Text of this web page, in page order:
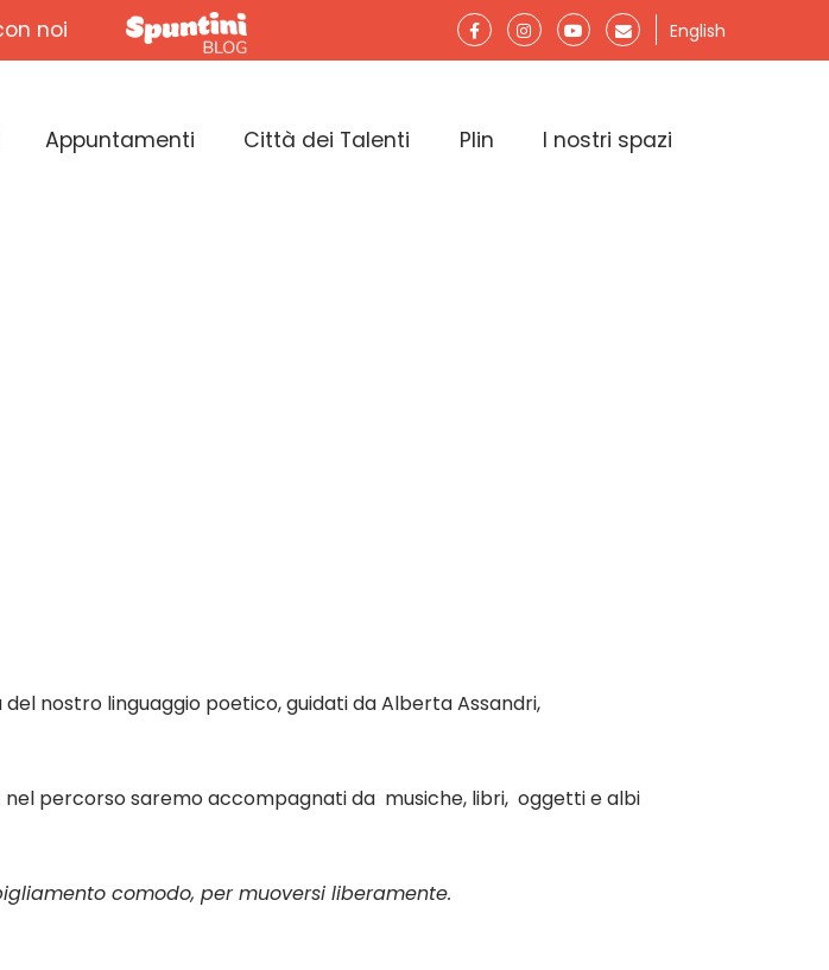
noi English
Appuntamenti Città dei Talenti Plin I nostri spazi
nostro linguaggio poetico, guidati da Alberta Assandri,
percorso saremo accompagnati da musiche, libri, oggetti e albi
comodo, per muoversi liberamente.